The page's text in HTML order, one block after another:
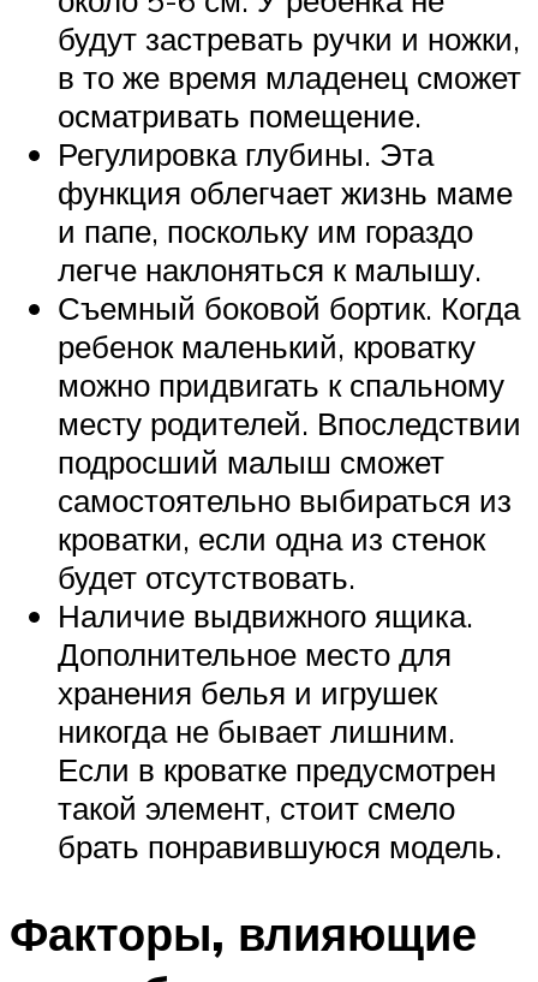
будут застревать ручки и ножки,
в то же время младенец сможет
осматривать помещение.
Регулировка глубины. Эта
функция облегчает жизнь маме
и папе, поскольку им гораздо
легче наклоняться к малышу.
Съемный боковой бортик. Когда
ребенок маленький, кроватку
можно придвигать к спальному
месту родителей. Впоследствии
подросший малыш сможет
самостоятельно выбираться из
кроватки, если одна из стенок
будет отсутствовать.
Наличие выдвижного ящика.
Дополнительное место для
хранения белья и игрушек
никогда не бывает лишним.
Если в кроватке предусмотрен
такой элемент, стоит смело
брать понравившуюся модель.
Факторы, влияющие